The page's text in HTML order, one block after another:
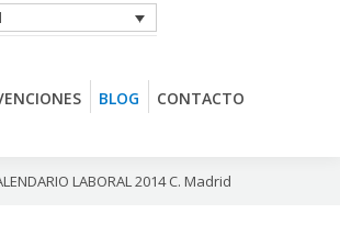
BLOG CONTACTO
LABORAL 2014 C. Madrid